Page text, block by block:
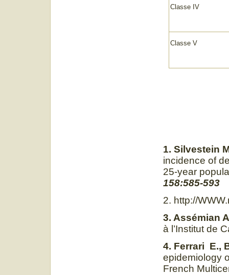
1. Silvestein
incidence of
25-year
158:585-593
2. http://
3. Assémian
à l’Institut de
4. Ferrari E.,
epidemiology
French